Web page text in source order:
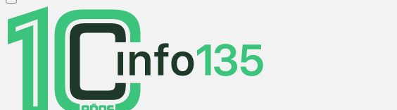
Primary
Menu